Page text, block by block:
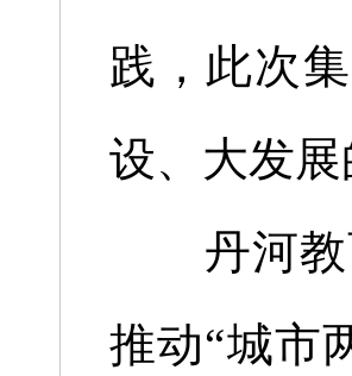
践，此次
设、大发
丹河教育
推动“城市